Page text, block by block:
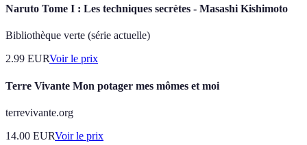
Naruto Tome I : Les techniques secrètes - Masashi Kishimoto
Bibliothèque verte (série actuelle)
2.99 EURVoir le prix
Terre Vivante Mon potager mes mômes et moi
terrevivante.org
14.00 EURVoir le prix